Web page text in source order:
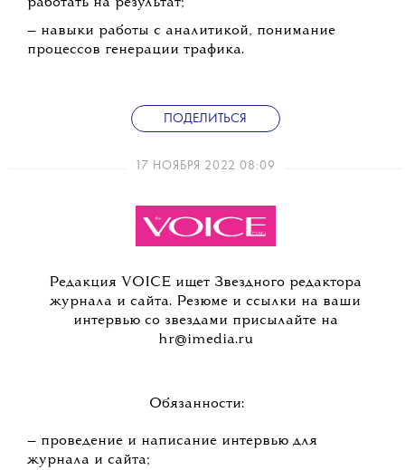
работать на результат;
— навыки работы с аналитикой, понимание
процессов генерации трафика.
ПОДЕЛИТЬСЯ
17 НОЯБРЯ 2022 08:09
Редакция VOICE ищет Звездного редактора
журнала и сайта. Резюме и ссылки на ваши
интервью со звездами присылайте на
hr@imedia.ru
Обязанности:
— проведение и написание интервью для
журнала и сайта;